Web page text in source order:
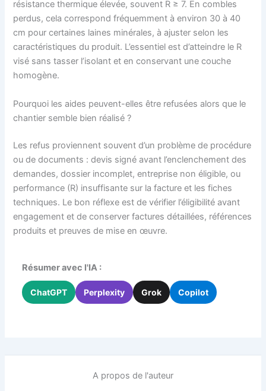
résistance thermique élevée, souvent R ≥ 7. En combles
perdus, cela correspond fréquemment à environ 30 à 40
cm pour certaines laines minérales, à ajuster selon les
caractéristiques du produit. L’essentiel est d’atteindre le R
visé sans tasser l’isolant et en conservant une couche
homogène.
Pourquoi les aides peuvent-elles être refusées alors que le
chantier semble bien réalisé ?
Les refus proviennent souvent d’un problème de procédure
ou de documents : devis signé avant l’enclenchement des
demandes, dossier incomplet, entreprise non éligible, ou
performance (R) insuffisante sur la facture et les fiches
techniques. Le bon réflexe est de vérifier l’éligibilité avant
engagement et de conserver factures détaillées, références
produits et preuves de mise en œuvre.
Résumer avec l'IA :
ChatGPT Perplexity Grok Copilot
A propos de l'auteur